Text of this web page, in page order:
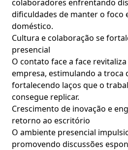
colaboradores enfrentando
dificuldades de manter o foco
doméstico.
Cultura e colaboração se
presencial
O contato face a face
empresa, estimulando a troca
fortalecendo laços que o
consegue replicar.
Crescimento de inovação e
retorno ao escritório
O ambiente presencial
promovendo discussões